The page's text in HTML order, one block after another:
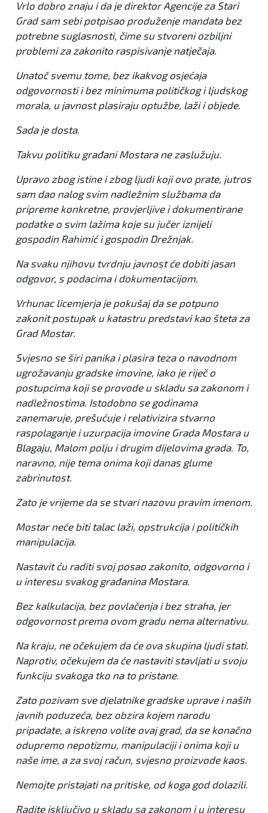
Vrlo dobro znaju i da je direktor Agencije za Stari
Grad sam sebi potpisao produženje mandata bez
potrebne suglasnosti, čime su stvoreni ozbiljni
problemi za zakonito raspisivanje natječaja.
Unatoč svemu tome, bez ikakvog osjećaja
odgovornosti i bez minimuma političkog i ljudskog
morala, u javnost plasiraju optužbe, laži i objede.
Sada je dosta.
Takvu politiku građani Mostara ne zaslužuju.
Upravo zbog istine i zbog ljudi koji ovo prate, jutros
sam dao nalog svim nadležnim službama da
pripreme konkretne, provjerljive i dokumentirane
podatke o svim lažima koje su jučer iznijeli
gospodin Rahimić i gospodin Drežnjak.
Na svaku njihovu tvrdnju javnost će dobiti jasan
odgovor, s podacima i dokumentacijom.
Vrhunac licemjerja je pokušaj da se potpuno
zakonit postupak u katastru predstavi kao šteta za
Grad Mostar.
Svjesno se širi panika i plasira teza o navodnom
ugrožavanju gradske imovine, iako je riječ o
postupcima koji se provode u skladu sa zakonom i
nadležnostima. Istodobno se godinama
zanemaruje, prešućuje i relativizira stvarno
raspolaganje i uzurpacija imovine Grada Mostara u
Blagaju, Malom polju i drugim dijelovima grada. To,
naravno, nije tema onima koji danas glume
zabrinutost.
Zato je vrijeme da se stvari nazovu pravim imenom.
Mostar neće biti talac laži, opstrukcija i političkih
manipulacija.
Nastavit ću raditi svoj posao zakonito, odgovorno i
u interesu svakog građanina Mostara.
Bez kalkulacija, bez povlačenja i bez straha, jer
odgovornost prema ovom gradu nema alternativu.
Na kraju, ne očekujem da će ova skupina ljudi stati.
Naprotiv, očekujem da će nastaviti stavljati u svoju
funkciju svakoga tko na to pristane.
Zato pozivam sve djelatnike gradske uprave i naših
javnih poduzeća, bez obzira kojem narodu
pripadate, a iskreno volite ovaj grad, da se konačno
odupremo nepotizmu, manipulaciji i onima koji u
naše ime, a za svoj račun, svjesno proizvode kaos.
Nemojte pristajati na pritiske, od koga god dolazili.
Radite isključivo u skladu sa zakonom i u interesu